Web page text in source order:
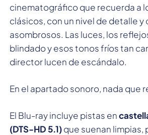
cinematográfico que recuerda a
clásicos, con un nivel de detalle
asombrosos. Las luces, los
blindado y esos tonos fríos tan
director lucen de escándalo.
En el apartado sonoro, nada que
El Blu-ray incluye pistas en
(DTS-HD 5.1)que suenan